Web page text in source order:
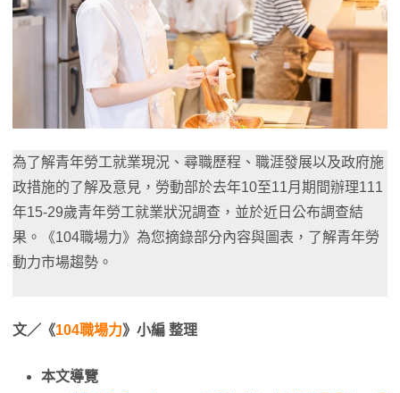
為了解青年勞工就業現況、尋職歷程、職涯發展以及政府施
政措施的了解及意見，勞動部於去年10至11月期間辦理111
年15-29歲青年勞工就業狀況調查，並於近日公布調查結
果。《104職場力》為您摘錄部分內容與圖表，了解青年勞
動力市場趨勢。
文／《104職場力》小編 整理
本文導覽